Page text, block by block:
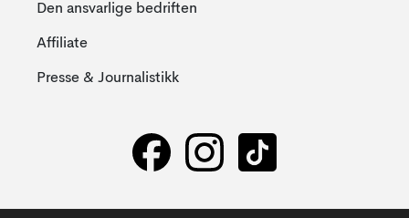
Den ansvarlige bedriften
Affiliate
Presse & Journalistikk